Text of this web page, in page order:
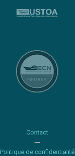
Contact
Politique de confidentialité